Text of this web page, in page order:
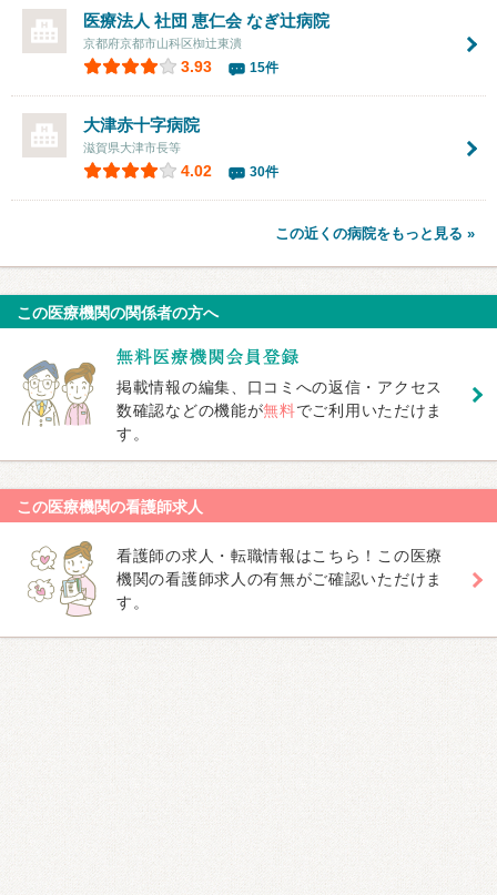
医療法人 社団 恵仁会なぎ辻病院
京都府京都市山科区椥辻東潰
3.93 15件
大津赤十字病院
滋賀県大津市長等
4.02 30件
この近くの病院をもっと見る »
この医療機関の関係者の方へ
掲載情報の編集、口コミへの返信・アクセス
数確認などの機能が無料でご利用いただけま
す。
この医療機関の看護師求人
看護師の求人・転職情報はこちら！この医療
機関の看護師求人の有無がご確認いただけま
す。